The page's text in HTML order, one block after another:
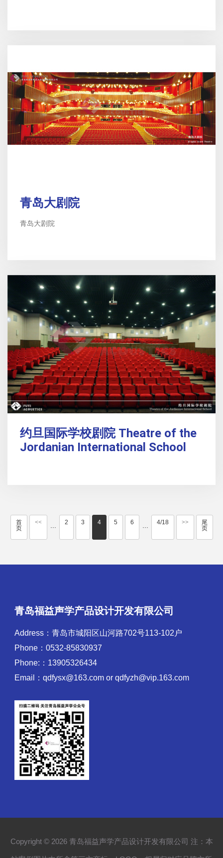
青岛大剧院
青岛大剧院
约旦国际学校剧院 Theatre of the
Jordanian International School
首
页
<<
···
2 3 4 5 6
···
4/18 >>
尾
页
青岛福益声学产品设计开发有限公司
Address：青岛市城阳区山河路702号113-102户
Phone：0532-85830937
Phone:：13905326434
Email：qdfysx@163.com or qdfyzh@vip.163.com
Copyright © 2026 青岛福益声学产品设计开发有限公司 注：本